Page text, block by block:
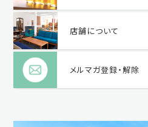
店舗について
メルマガ登録・解除